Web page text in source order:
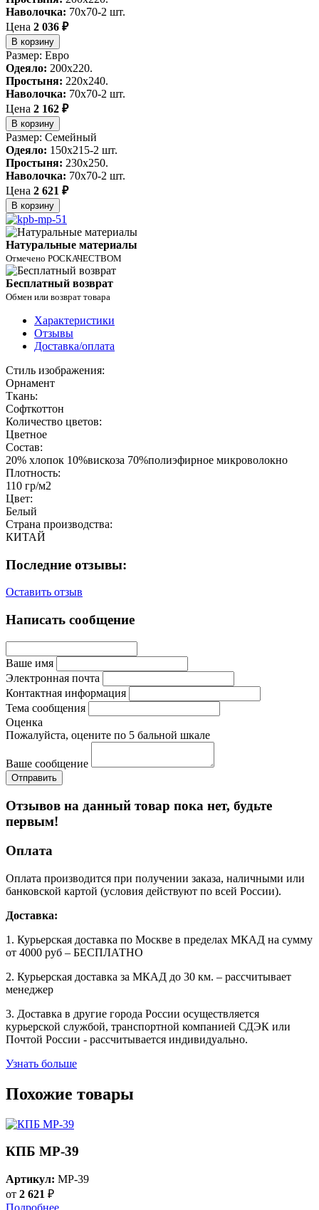
Наволочка: 70x70-2 шт.
Цена 2 036 ₽
В корзину
Размер: Евро
Одеяло: 200x220.
Простыня: 220x240.
Наволочка: 70x70-2 шт.
Цена 2 162 ₽
В корзину
Размер: Семейный
Одеяло: 150x215-2 шт.
Простыня: 230x250.
Наволочка: 70x70-2 шт.
Цена 2 621 ₽
В корзину
Натуральные материалы
Отмечено РОСКАЧЕСТВОМ
Бесплатный возврат
Обмен или возврат товара
Характеристики
Отзывы
Доставка/оплата
Стиль изображения:
Орнамент
Ткань:
Софткоттон
Количество цветов:
Цветное
Состав:
20% хлопок 10%вискоза 70%полиэфирное микроволокно
Плотность:
110 гр/м2
Цвет:
Белый
Страна производства:
КИТАЙ
Последние отзывы:
Оставить отзыв
Написать сообщение
Ваше имя
Электронная почта
Контактная информация
Тема сообщения
Оценка
Пожалуйста, оцените по 5 бальной шкале
Ваше сообщение
Отзывов на данный товар пока нет, будьте
первым!
Оплата
Оплата производится при получении заказа, наличными или
банковской картой (условия действуют по всей России).
Доставка:
1. Курьерская доставка по Москве в пределах МКАД на сумму
от 4000 руб – БЕСПЛАТНО
2. Курьерская доставка за МКАД до 30 км. – рассчитывает
менеджер
3. Доставка в другие города России осуществляется
курьерской службой, транспортной компанией СДЭК или
Почтой России - рассчитывается индивидуально.
Узнать больше
Похожие товары
КПБ MP-39
Артикул: MP-39
от 2 621 ₽
Подробнее